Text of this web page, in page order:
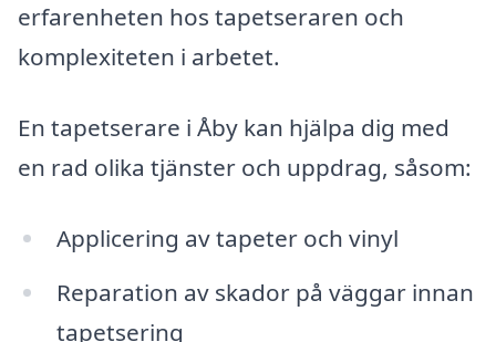
erfarenheten hos tapetseraren och
komplexiteten i arbetet.
En tapetserare i Åby kan hjälpa dig med
en rad olika tjänster och uppdrag, såsom:
Applicering av tapeter och vinyl
Reparation av skador på väggar innan
tapetsering